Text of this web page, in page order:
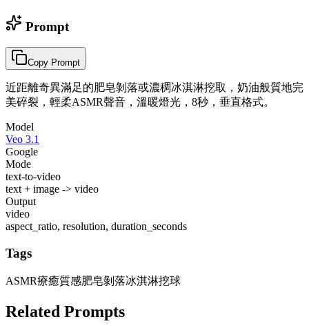
Prompt
Copy Prompt
近距離奇異滿足的肥皂剝落或濃稠冰淇淋挖取，奶油般質地完
美碎裂，輕柔ASMR聲音，溫暖燈光，8秒，垂直格式。
Model
Veo 3.1
Google
Mode
text-to-video
text + image -> video
Output
video
aspect_ratio, resolution, duration_seconds
Tags
ASMR療癒質感肥皂剝落冰淇淋挖球
Related Prompts